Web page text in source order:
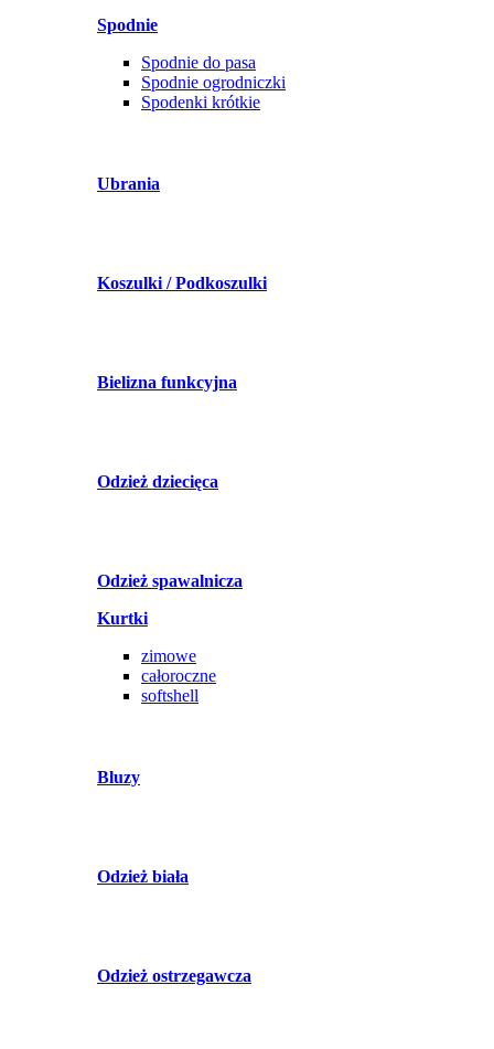
Spodnie
Spodnie do pasa
Spodnie ogrodniczki
Spodenki krótkie
Ubrania
Koszulki / Podkoszulki
Bielizna funkcyjna
Odzież dziecięca
Odzież spawalnicza
Kurtki
zimowe
całoroczne
softshell
Bluzy
Odzież biała
Odzież ostrzegawcza